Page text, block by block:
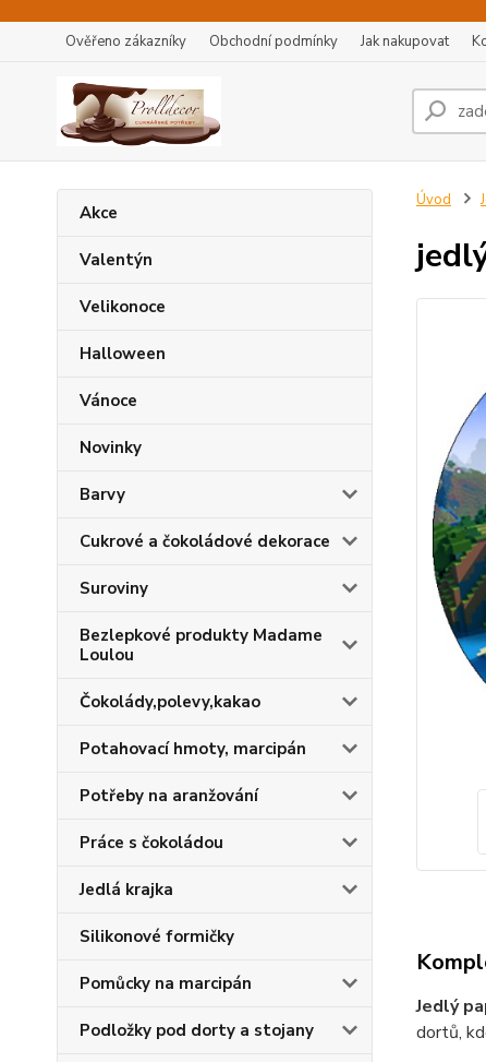
Ověřeno zákazníky Obchodní podmínky Jak nakupovat
Akce
Valentýn
Velikonoce
Halloween
Vánoce
Novinky
Barvy
Cukrové a čokoládové dekorace
Suroviny
Bezlepkové produkty Madame
Loulou
Čokolády,polevy,kakao
Potahovací hmoty, marcipán
Potřeby na aranžování
Práce s čokoládou
Jedlá krajka
Silikonové formičky
Pomůcky na marcipán
Podložky pod dorty a stojany
Úvod
Jedlý
dortů,